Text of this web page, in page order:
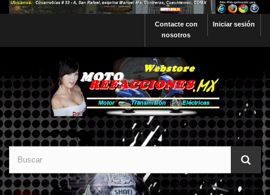
Iniciar sesión
Contacte con
nosotros